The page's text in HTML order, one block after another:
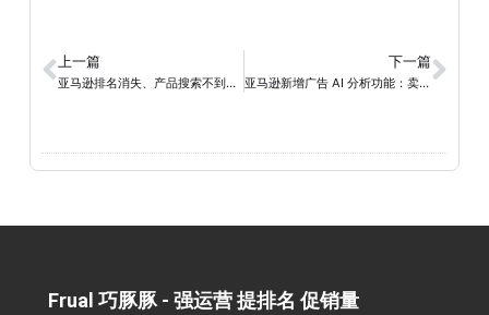
上一篇
亚马逊排名消失、产品搜索不到？90% 的卖家都忽略了这个关键点！
下一篇
亚马逊新增广告 AI 分析功能：卖家如何用指令做分析？（含实用指令）
Frual 巧豚豚 - 强运营 提排名 促销量​